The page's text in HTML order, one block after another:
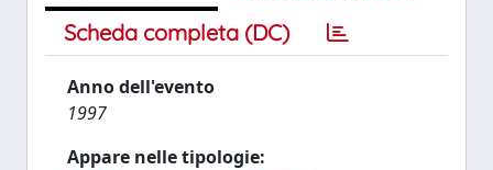
Scheda completa (DC)
Anno dell'evento
1997
Appare nelle tipologie: